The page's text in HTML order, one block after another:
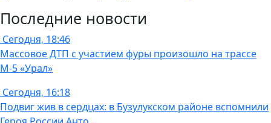
Последние новости
Сегодня, 18:46
Массовое ДТП с участием фуры произошло на трассе
М-5 «Урал»
Сегодня, 16:18
Подвиг жив в сердцах: в Бузулукском районе вспомнили